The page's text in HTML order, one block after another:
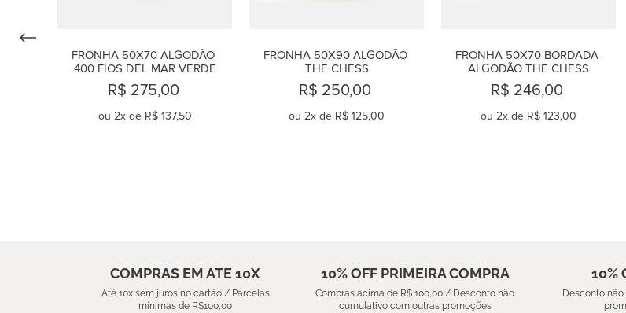
FRONHA 50X70 ALGODÃO
400 FIOS DEL MAR VERDE
R$ 275,00
ou 2x de R$ 137,50
FRONHA 50X90 ALGODÃO
THE CHESS
R$ 250,00
ou 2x de R$ 125,00
FRONHA 50X70 BORDADA
ALGODÃO THE CHESS
R$ 246,00
ou 2x de R$ 123,00
COMPRAS EM ATÉ 10X
Até 10x sem juros no cartão / Parcelas
mínimas de R$100,00
10% OFF PRIMEIRA COMPRA
Compras acima de R$ 100,00 / Desconto não
cumulativo com outras promoções
10%
Desconto